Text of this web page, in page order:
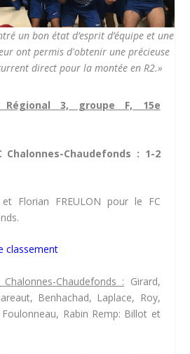
un bon état d’esprit d’équipe et une
ont permis d'obtenir une précieuse
direct pour la montée en R2.»
Régional 3, groupe F, 15e
Chalonnes-Chaudefonds : 1-2
Florian FREULON pour le FC
classement
Chaudefonds : Girard,
Benhachad, Laplace, Roy,
Rabin Remp: Billot et